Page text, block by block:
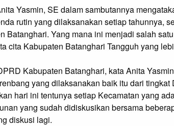
Yasmin, SE dalam sambutannya
rutin yang dilaksanakan setiap tahunnya,
Batanghari. Yang mana ini menjadi salah
cita Kabupaten Batanghari Tangguh yang
Kabupaten Batanghari, kata Anita
yang dilaksanakan baik itu dari
hari ini tentunya setiap Kecamatan yang
yang sudah didiskusikan bersama
diskusi lagi.